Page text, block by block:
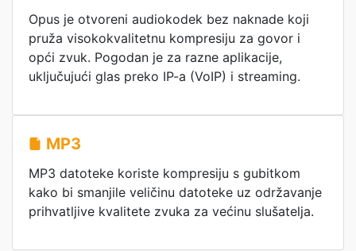
Opus je otvoreni audiokodek bez naknade koji
pruža visokokvalitetnu kompresiju za govor i
opći zvuk. Pogodan je za razne aplikacije,
uključujući glas preko IP-a (VoIP) i streaming.
MP3
MP3 datoteke koriste kompresiju s gubitkom
kako bi smanjile veličinu datoteke uz održavanje
prihvatljive kvalitete zvuka za većinu slušatelja.